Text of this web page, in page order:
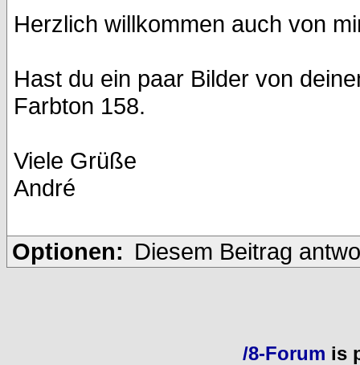
Herzlich willkommen auch von
Hast du ein paar Bilder von
Farbton 158.
Viele Grüße
André
Optionen: Diesem Beitrag
/8-Forum is